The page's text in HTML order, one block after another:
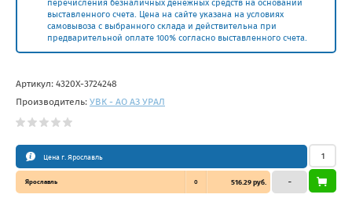
перечисления безналичных денежных средств на основании
выставленного счета. Цена на сайте указана на условиях
самовывоза с выбранного склада и действительна при
предварительной оплате 100% согласно выставленного счета.
Артикул: 4320Х-3724248
Производитель: УВК - АО АЗ УРАЛ
Цена г. Ярославль
Ярославль 0 516.29 руб. –